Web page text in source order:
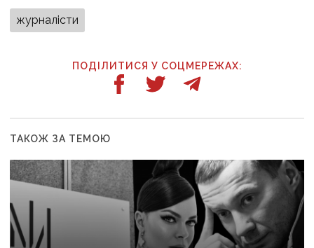
журналісти
ПОДІЛИТИСЯ У СОЦМЕРЕЖАХ:
ТАКОЖ ЗА ТЕМОЮ